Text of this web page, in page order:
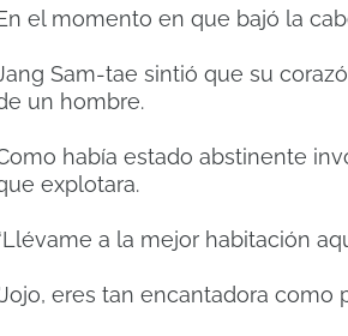
el momento en que bajó la
Sam-tae sintió que su
un hombre.
había estado abstinente
explotara.
a la mejor habitación
eres tan encantadora como